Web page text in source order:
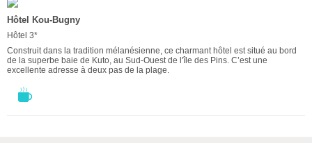
Hôtel Kou-Bugny
Hôtel 3*
Construit dans la tradition mélanésienne, ce charmant hôtel est situé au bord
de la superbe baie de Kuto, au Sud-Ouest de l'île des Pins. C’est une
excellente adresse à deux pas de la plage.